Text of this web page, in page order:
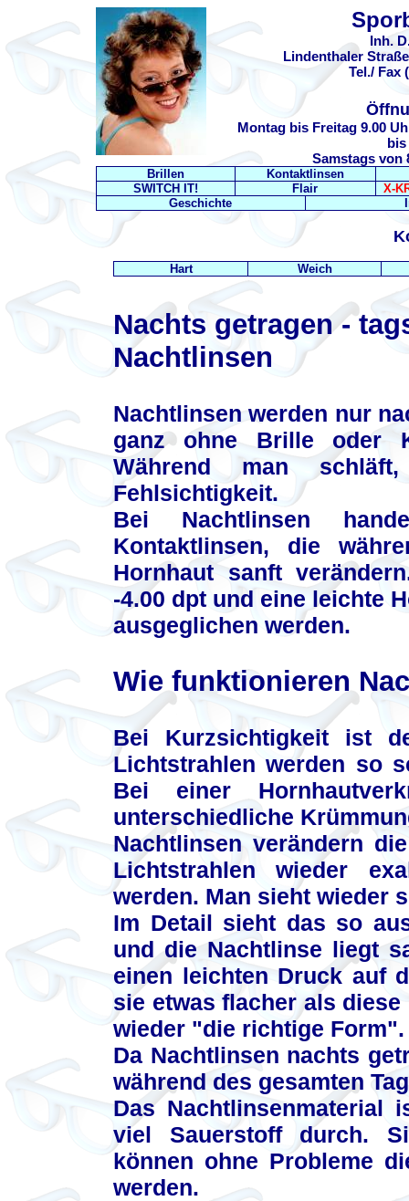
Inh.
Lindenthaler
Tel./ Fax
Montag bis Freitag 9.00
bis
Samstags von
Brillen
Kontaktlinsen
SWITCH IT!
Flair
X-
Geschichte
Hart Weich
Nachts getragen -
Nachtlinsen
Nachtlinsen werden nur
ganz ohne Brille oder
Während man
Fehlsichtigkeit.
Bei Nachtlinsen
Kontaktlinsen, die
Hornhaut sanft
-4.00 dpt und eine leichte
ausgeglichen werden.
Wie funktionieren
Bei Kurzsichtigkeit ist
Lichtstrahlen werden so
Bei einer
unterschiedliche
Nachtlinsen verändern
Lichtstrahlen wieder
werden. Man sieht wieder
Im Detail sieht das so
und die Nachtlinse liegt
einen leichten Druck auf
sie etwas flacher als
wieder "die richtige Form".
Da Nachtlinsen nachts
während des gesamten
Das Nachtlinsenmaterial
viel Sauerstoff durch.
können ohne Probleme
werden.